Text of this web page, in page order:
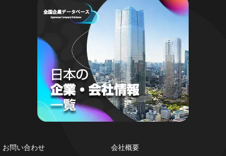
お問い合わせ 会社概要